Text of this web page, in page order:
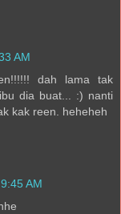
AM
dah lama tak
dia buat... :) nanti
kak reen. heheheh
AM